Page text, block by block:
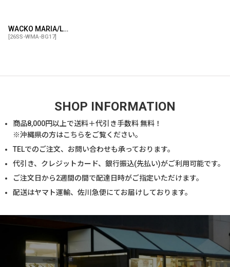
WACKO MARIA/LEOPARD DRAWSTRING BAG（BEIGE）［レオパードドローストリングバッグ-26春夏］
[26SS-WMA-BG17]
SHOP INFORMATION
商品8,000円以上で送料＋代引き手数料 無料！
※沖縄県の方はこちらをご覧ください。
TELでのご注文、お問い合わせも承っております。
代引き、クレジットカード、銀行振込(先払い)がご利用可能です。
ご注文日から2週間の間で配達日時がご指定いただけます。
配送はヤマト運輸、佐川急便にてお届けしております。